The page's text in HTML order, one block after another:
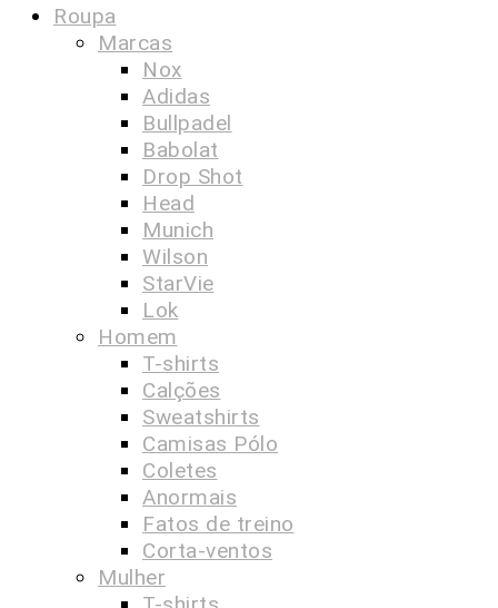
Roupa
Marcas
Nox
Adidas
Bullpadel
Babolat
Drop Shot
Head
Munich
Wilson
StarVie
Lok
Homem
T-shirts
Calções
Sweatshirts
Camisas Pólo
Coletes
Anormais
Fatos de treino
Corta-ventos
Mulher